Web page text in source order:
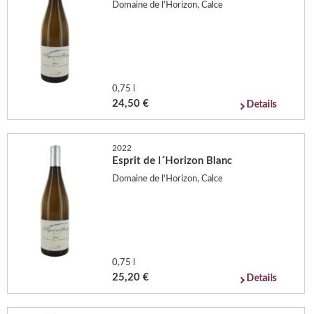
Domaine de l'Horizon, Calce
0,75 l
24,50 € Details
2022
Esprit de l´Horizon Blanc
Domaine de l'Horizon, Calce
0,75 l
25,20 € Details